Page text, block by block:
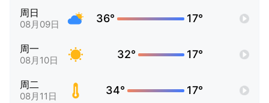
周日
08月09日 36° 17°
周一
08月10日 32° 17°
周二
08月11日 34° 17°